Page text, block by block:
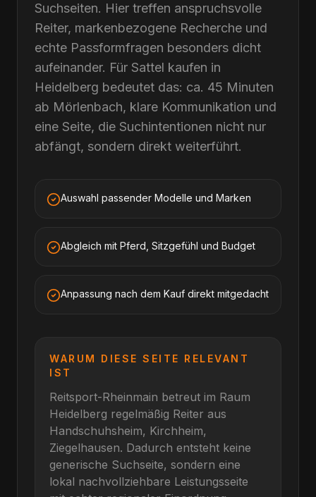
Suchseiten. Hier treffen anspruchsvolle
Reiter, markenbezogene Recherche und
echte Passformfragen besonders dicht
aufeinander. Für Sattel kaufen in
Heidelberg bedeutet das: ca. 45 Minuten
ab Mörlenbach, klare Kommunikation und
eine Seite, die Suchintentionen nicht nur
abfängt, sondern direkt weiterführt.
Auswahl passender Modelle und Marken
Abgleich mit Pferd, Sitzgefühl und Budget
Anpassung nach dem Kauf direkt mitgedacht
WARUM DIESE SEITE RELEVANT
IST
Reitsport-Rheinmain betreut im Raum
Heidelberg regelmäßig Reiter aus
Handschuhsheim, Kirchheim,
Ziegelhausen. Dadurch entsteht keine
generische Suchseite, sondern eine
lokal nachvollziehbare Leistungsseite